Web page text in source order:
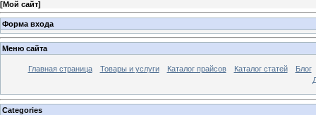
[Мой сайт]
Форма входа
Меню сайта
Главная страница Товары и услуги Каталог прайсов Каталог статей
Блог
Categories